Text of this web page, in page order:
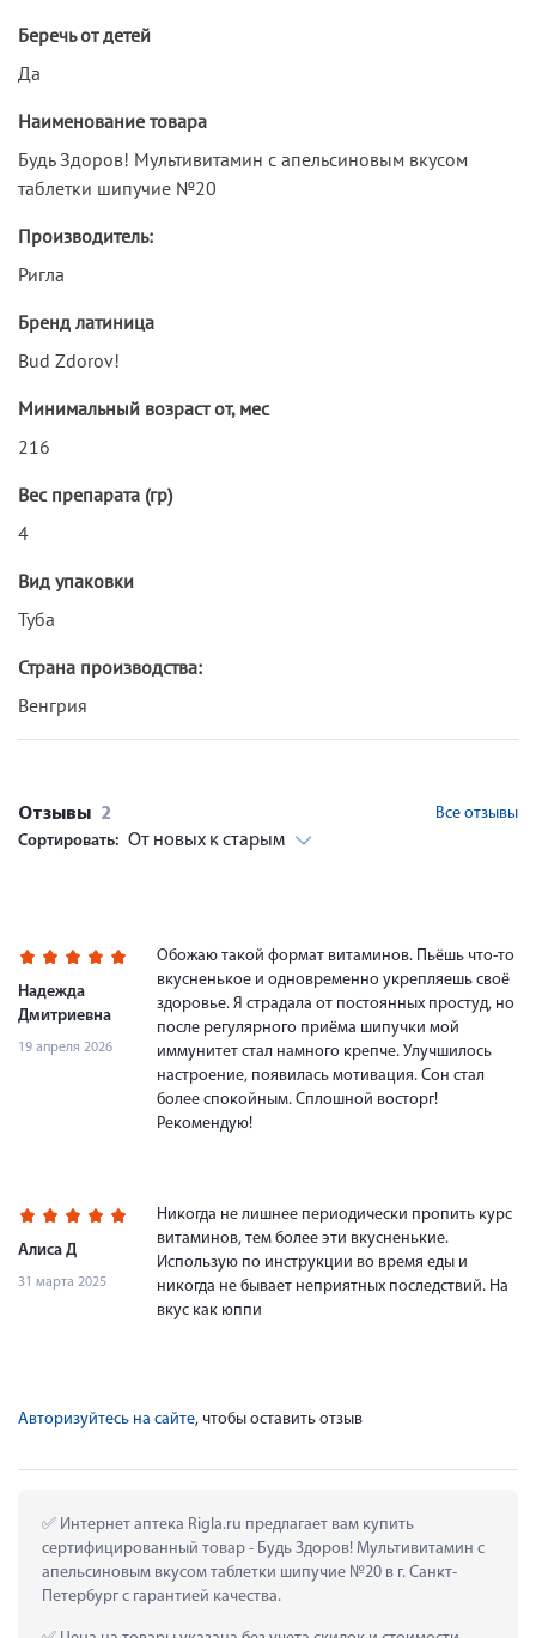
Беречь от детей
Да
Наименование товара
Будь Здоров! Мультивитамин с апельсиновым вкусом
таблетки шипучие №20
Производитель:
Ригла
Бренд латиница
Bud Zdorov!
Минимальный возраст от, мес
216
Вес препарата (гр)
4
Вид упаковки
Туба
Страна производства:
Венгрия
Отзывы 2
Все отзывы
Сортировать: От новых к старым
Надежда
Дмитриевна
19 апреля 2026
Обожаю такой формат витаминов. Пьёшь что-то
вкусненькое и одновременно укрепляешь своё
здоровье. Я страдала от постоянных простуд, но
после регулярного приёма шипучки мой
иммунитет стал намного крепче. Улучшилось
настроение, появилась мотивация. Сон стал
более спокойным. Сплошной восторг!
Рекомендую!
Алиса Д
31 марта 2025
Никогда не лишнее периодически пропить курс
витаминов, тем более эти вкусненькие.
Использую по инструкции во время еды и
никогда не бывает неприятных последствий. На
вкус как юппи
Авторизуйтесь на сайте, чтобы оставить отзыв
Интернет аптека Rigla.ru предлагает вам купить
сертифицированный товар - Будь Здоров! Мультивитамин с
апельсиновым вкусом таблетки шипучие №20 в г. Санкт-
Петербург с гарантией качества.